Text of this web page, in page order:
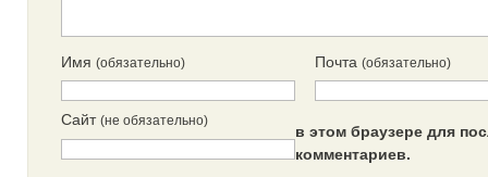
Имя (обязательно) Почта (обязательно)
Сайт (не обязательно)
в этом браузере для
комментариев.